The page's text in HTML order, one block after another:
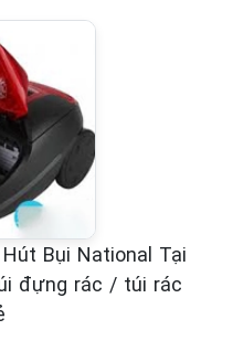
Bụi National Tại
đựng rác / túi rác